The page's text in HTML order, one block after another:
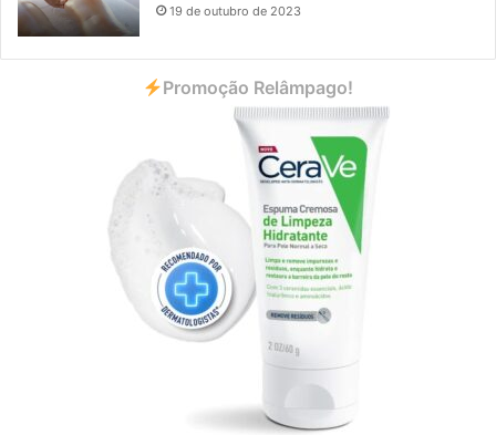
19 de outubro de 2023
Promoção Relâmpago!